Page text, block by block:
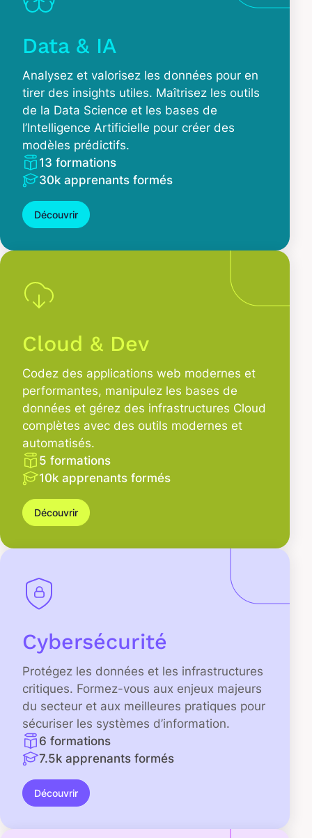
Data & IA
Analysez et valorisez les données pour en
tirer des insights utiles. Maîtrisez les outils
de la Data Science et les bases de
l’Intelligence Artificielle pour créer des
modèles prédictifs.
13 formations
30k apprenants formés
Découvrir
Cloud & Dev
Codez des applications web modernes et
performantes, manipulez les bases de
données et gérez des infrastructures Cloud
complètes avec des outils modernes et
automatisés.
5 formations
10k apprenants formés
Découvrir
Cybersécurité
Protégez les données et les infrastructures
critiques. Formez-vous aux enjeux majeurs
du secteur et aux meilleures pratiques pour
sécuriser les systèmes d’information.
6 formations
7.5k apprenants formés
Découvrir